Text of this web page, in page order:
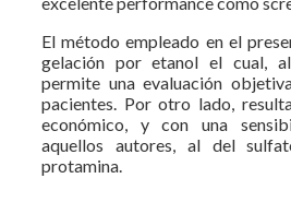
El método empleado en el
gelación por etanol el cual,
permite una evaluación
pacientes. Por otro lado,
económico, y con una
aquellos autores, al del
protamina.